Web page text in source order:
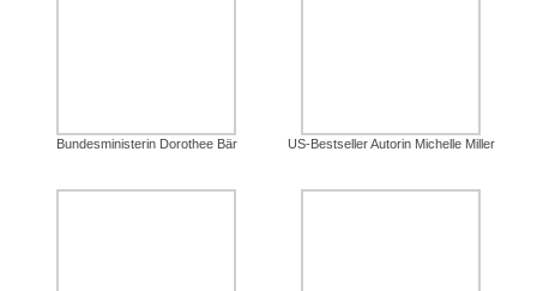
Bundesministerin Dorothee Bär US-Bestseller Autorin Michelle Miller